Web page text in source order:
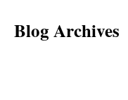
Blog Archives